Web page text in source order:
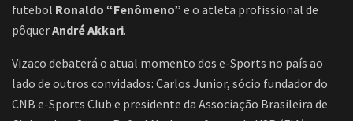
futebol Ronaldo “Fenômeno” e o atleta profissional de
pôquerAndré Akkari.
Vizaco debaterá o atual momento dos e-Sports no país ao
lado de outros convidados: Carlos Junior, sócio fundador do
CNB e-Sports Club e presidente da Associação Brasileira de